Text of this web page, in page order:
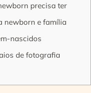
precisa ter
newborn e família
nascidos
de fotografia